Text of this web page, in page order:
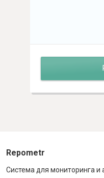
Repometr
Система для мониторинга и